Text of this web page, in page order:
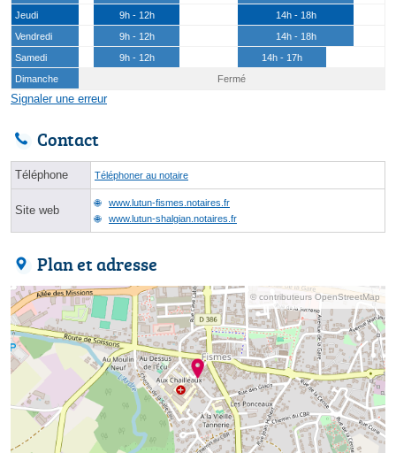
Jeudi
9h - 12h
14h - 18h
Vendredi
9h - 12h
14h - 18h
Samedi
9h - 12h
14h - 17h
Dimanche
Fermé
Signaler une erreur
Contact
Téléphone Téléphoner au notaire
Site web
www.lutun-fismes.notaires.fr
www.lutun-shalgian.notaires.fr
Plan et adresse
© contributeurs OpenStreetMap